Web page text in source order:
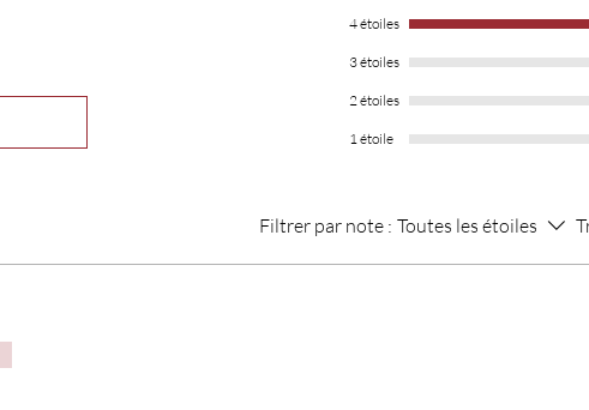
4 étoiles
3 étoiles
2 étoiles
1 étoile
Filtrer par note : Toutes les étoiles